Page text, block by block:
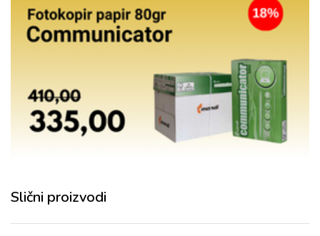
Slični proizvodi